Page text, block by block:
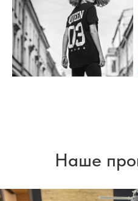
Наше